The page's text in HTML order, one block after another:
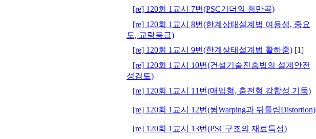
[re] 120회 1교시 7번(PSC거더의 횡만곡)
[re] 120회 1교시 8번(한계상태설계법 여용성, 중요
도, 교량등급)
[re] 120회 1교시 9번(한계상태설계법 활하중) [1]
[re] 120회 1교시 10번(건설기술진흥법의 설계안전
성검토)
[re] 120회 1교시 11번(매입형, 충전형 강합성 기둥)
[re] 120회 1교시 12번(뒴Warping과 뒤틀림Distortion)
[re] 120회 1교시 13번(PSC구조의 재료특성)